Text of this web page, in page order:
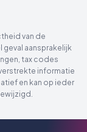
van de
geval aansprakelijk
tax codes
informatie
en kan op ieder